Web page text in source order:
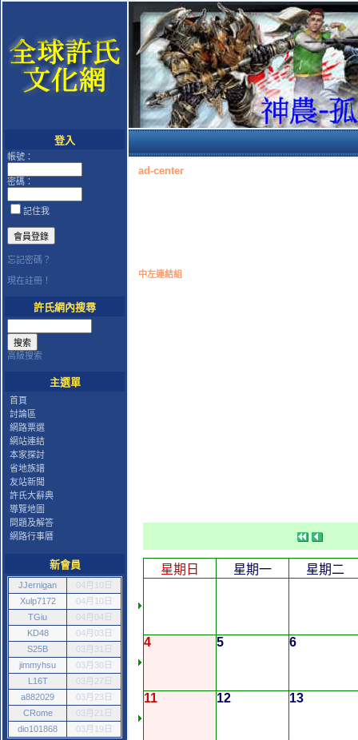
登入
帳號：
密碼：
記住我
忘記密碼？
現在註冊！
許氏網內搜尋
高級搜索
主選單
首頁
討論區
網路票選
網站連結
本家探討
省地族譜
友站新聞
許氏大辭典
導覽地圖
問題及解答
網路行事曆
新會員
JJernigan
04月10日
Xulp7172
04月10日
TGiu
04月04日
KD48
04月03日
S25B
03月31日
jimmyhsu
03月30日
L16T
03月27日
a882029
03月23日
CRome
03月21日
dio101868
03月19日
ad-center
中左連結組
星期日 星期一 星期二
4 5 6
11 12 13